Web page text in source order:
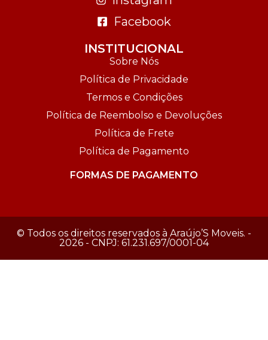
Facebook
INSTITUCIONAL
Sobre Nós
Política de Privacidade
Termos e Condições
Política de Reembolso e Devoluções
Política de Frete
Política de Pagamento
FORMAS DE PAGAMENTO
© Todos os direitos reservados à Araújo’S Moveis. -
2026 - CNPJ: 61.231.697/0001-04